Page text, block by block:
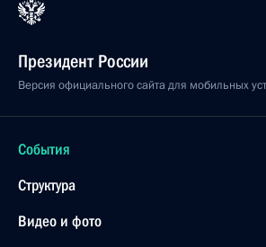
Президент России
Версия официального сайта для мобильных
События
Структура
Видео и фото